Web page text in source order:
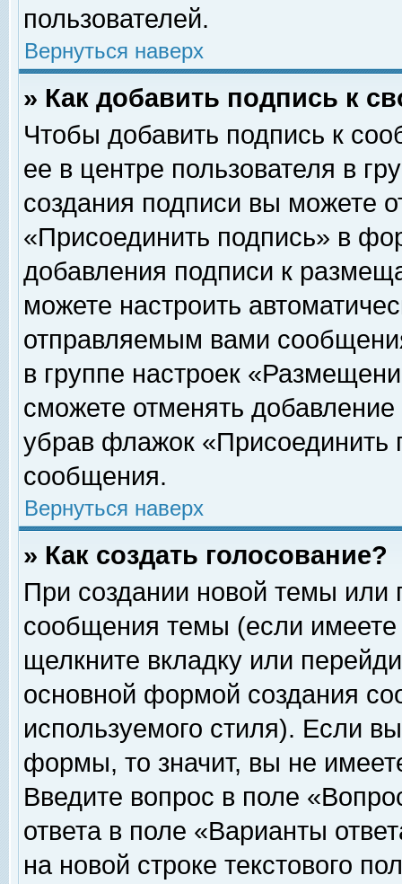
пользователей.
Вернуться наверх
» Как добавить подпись к
Чтобы добавить подпись к
ее в центре пользователя в
создания подписи вы можете
«Присоединить подпись» в
добавления подписи к
можете настроить
отправляемым вами
в группе настроек
сможете отменять
убрав флажок «Присоединить
сообщения.
Вернуться наверх
» Как создать голосование?
При создании новой темы или
сообщения темы (если
щелкните вкладку или
основной формой создания
используемого стиля). Если
формы, то значит, вы не
Введите вопрос в поле
ответа в поле «Варианты
на новой строке текстового